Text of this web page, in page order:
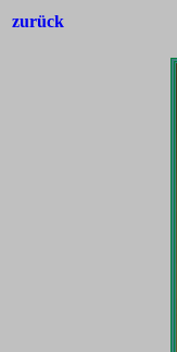
zurück